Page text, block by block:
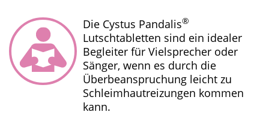
Die Cystus Pandalis®
Lutschtabletten sind ein idealer
Begleiter für Vielsprecher oder
Sänger, wenn es durch die
Überbeanspruchung leicht zu
Schleimhautreizungen kommen
kann.